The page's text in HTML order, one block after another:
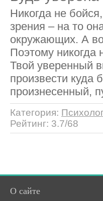
Никогда не
зрения – на то
окружающих. А
Поэтому
Твой уверенный
произвести куда
произнесенный,
Категория:
Рейтинг: 3.7/68
О сайте